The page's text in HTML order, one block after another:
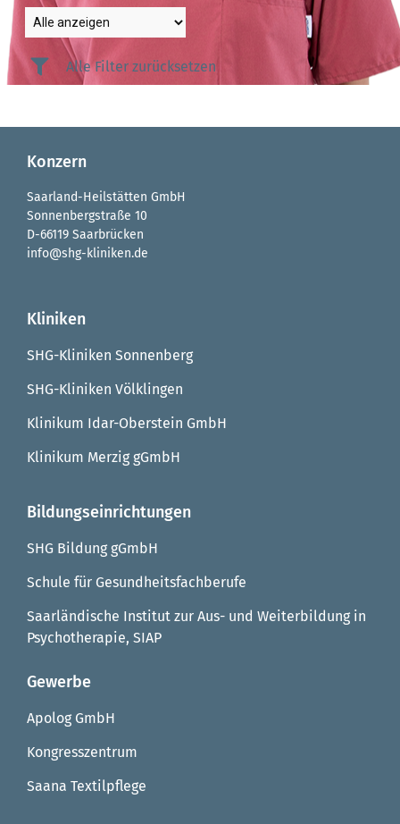
Alle Filter zurücksetzen
Konzern
Saarland-Heilstätten GmbH
Sonnenbergstraße 10
D-66119 Saarbrücken
info@shg-kliniken.de
Kliniken
SHG-Kliniken Sonnenberg
SHG-Kliniken Völklingen
Klinikum Idar-Oberstein GmbH
Klinikum Merzig gGmbH
Bildungseinrichtungen
SHG Bildung gGmbH
Schule für Gesundheitsfachberufe
Saarländische Institut zur Aus- und Weiterbildung in
Psychotherapie, SIAP
Gewerbe
Apolog GmbH
Kongresszentrum
Saana Textilpflege